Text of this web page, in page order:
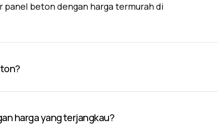
panel beton dengan harga termurah di
harga yang terjangkau?